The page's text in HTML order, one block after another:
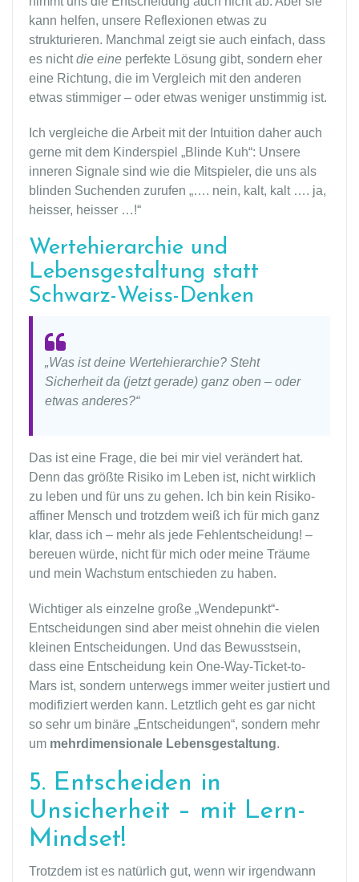
kann helfen, unsere Reflexionen etwas zu
strukturieren. Manchmal zeigt sie auch einfach, dass
es nichtdie eine perfekte Lösung gibt, sondern eher
eine Richtung, die im Vergleich mit den anderen
etwas stimmiger – oder etwas weniger unstimmig ist.
Ich vergleiche die Arbeit mit der Intuition daher auch
gerne mit dem Kinderspiel „Blinde Kuh“: Unsere
inneren Signale sind wie die Mitspieler, die uns als
blinden Suchenden zurufen „…. nein, kalt, kalt …. ja,
heisser, heisser …!“
Wertehierarchie und
Lebensgestaltung statt
Schwarz-Weiss-Denken
„Was ist deine Wertehierarchie? Steht
Sicherheit da (jetzt gerade) ganz oben – oder
etwas anderes?“
Das ist eine Frage, die bei mir viel verändert hat.
Denn das größte Risiko im Leben ist, nicht wirklich
zu leben und für uns zu gehen. Ich bin kein Risiko-
affiner Mensch und trotzdem weiß ich für mich ganz
klar, dass ich – mehr als jede Fehlentscheidung! –
bereuen würde, nicht für mich oder meine Träume
und mein Wachstum entschieden zu haben.
Wichtiger als einzelne große „Wendepunkt“-
Entscheidungen sind aber meist ohnehin die vielen
kleinen Entscheidungen. Und das Bewusstsein,
dass eine Entscheidung kein One-Way-Ticket-to-
Mars ist, sondern unterwegs immer weiter justiert und
modifiziert werden kann. Letztlich geht es gar nicht
so sehr um binäre „Entscheidungen“, sondern mehr
um mehrdimensionale Lebensgestaltung.
5. Entscheiden in
Unsicherheit – mit Lern-
Mindset!
Trotzdem ist es natürlich gut, wenn wir irgendwann